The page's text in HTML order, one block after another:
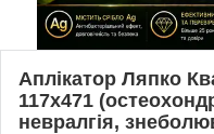
Аплікатор Ляпко
117х471
невралгія,